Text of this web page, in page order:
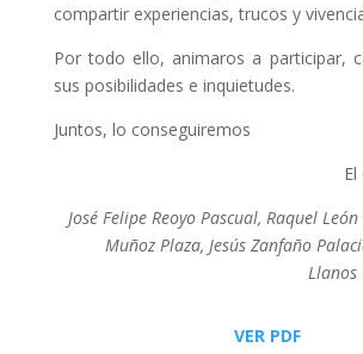
compartir experiencias, trucos y
Por todo ello, animaros a participar,
sus posibilidades e inquietudes.
Juntos, lo conseguiremos
José Felipe Reoyo Pascual, Raquel
Muñoz Plaza, Jesús Zanfaño
VER PDF